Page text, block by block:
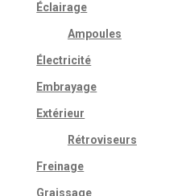
Éclairage
Ampoules
Électricité
Embrayage
Extérieur
Rétroviseurs
Freinage
Graissage